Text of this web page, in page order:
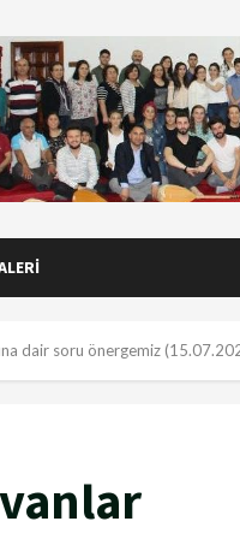
dair soru önergemiz